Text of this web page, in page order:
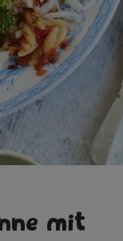
mit